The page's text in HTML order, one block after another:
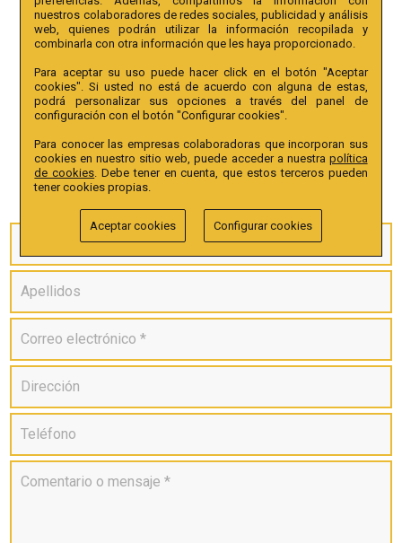
nuestros colaboradores de redes sociales, publicidad y análisis
web, quienes podrán utilizar la información recopilada y
combinarla con otra información que les haya proporcionado.
Para aceptar su uso puede hacer click en el botón "Aceptar
cookies". Si usted no está de acuerdo con alguna de estas,
podrá personalizar sus opciones a través del panel de
configuración con el botón "Configurar cookies".
Para conocer las empresas colaboradoras que incorporan sus
cookies en nuestro sitio web, puede acceder a nuestra política
de cookies . Debe tener en cuenta, que estos terceros pueden
tener cookies propias.
Aceptar cookies Configurar cookies